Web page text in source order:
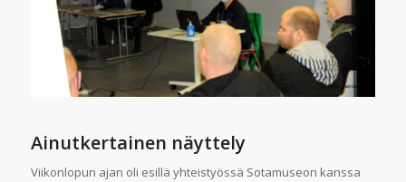
Ainutkertainen näyttely
Viikonlopun ajan oli esillä yhteistyössä Sotamuseon kanssa